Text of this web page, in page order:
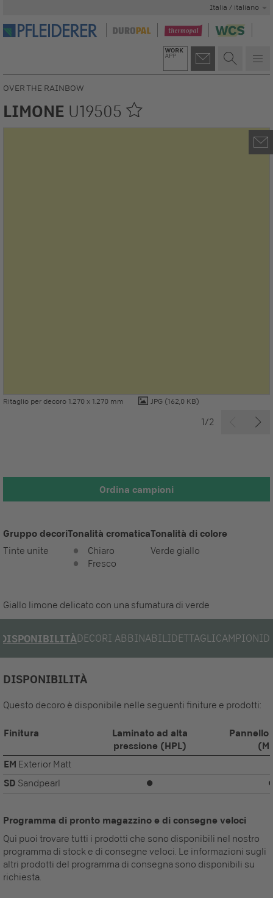
Italia / italiano
Ritaglio per decoro 1.270 x 1.270 mm JPG (162,0 KB)
1/2
OVER THE RAINBOW
LIMONE U19505
Ordina campioni
Gruppo decori
Tinte unite
Tonalità cromatica
Chiaro
Fresco
Tonalità di colore
Verde giallo
Giallo limone delicato con una sfumatura di verde
DISPONIBILITÀDECORI ABBINABILIDETTAGLICAMPIONI
DISPONIBILITÀ
Questo decoro è disponibile nelle seguenti finiture e prodotti:
Finitura
Laminato ad alta
pressione (HPL)
Pannello
EM Exterior Matt
SD Sandpearl ⏺
Programma di pronto magazzino e di consegne veloci
Qui puoi trovare tutti i prodotti che sono disponibili nel nostro
programma di stock e di consegne veloci. Le informazioni sugli
altri prodotti del programma di consegna sono disponibili su
richiesta.